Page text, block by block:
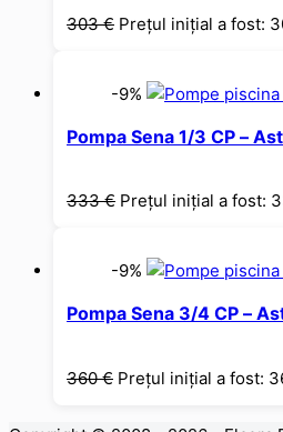
303€ Prețul inițial a fost:
-9%
Pompa Sena 1/3 CP –
333€ Prețul inițial a fost:
-9%
Pompa Sena 3/4 CP –
360€ Prețul inițial a fost: